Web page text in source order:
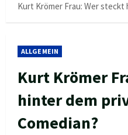
Kurt Krömer Frau: Wer steckt
ALLGEMEIN
Kurt Krömer
hinter dem
Comedian?